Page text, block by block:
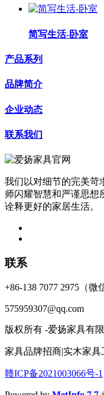
简写生活-卧室
产品系列
品牌简介
企业动态
联系我们
我们以对细节的完美苛
师闪耀智慧和严谨思想
诠释更好的家居生活。
联系
+86-138 7077 2975（微
575959307@qq.com
版权所有 -爱扬家具有
家具品牌招商|实木家
赣ICP备2021003066号-1